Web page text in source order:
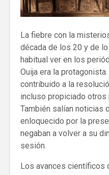
La fiebre con la
década de los 20 y de
habitual ver en los
Ouija era la
contribuido a la
incluso propiciado
También salían noticias
enloquecido por la
negaban a volver a su
sesión.
Los avances científicos